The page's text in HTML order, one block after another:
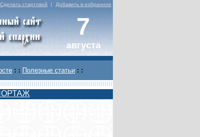
Сделать стартовой | Добавить в избранное
7
августа
: : Полезные статьи : :